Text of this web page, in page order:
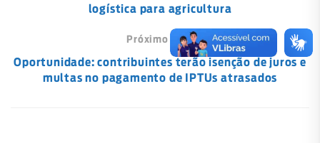
logística para agricultura
Próximo Post
Oportunidade: contribuintes terão isenção de juros e
multas no pagamento de IPTUs atrasados